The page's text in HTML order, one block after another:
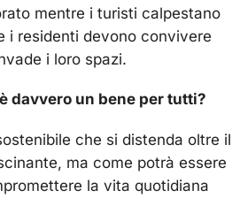
mentre i turisti calpestano
i residenti devono convivere
i loro spazi.
davvero un bene per tutti?
che si distenda oltre il
ma come potrà essere
la vita quotidiana